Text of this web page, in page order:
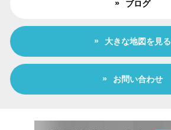
ブログ
大きな地図を見る
お問い合わせ